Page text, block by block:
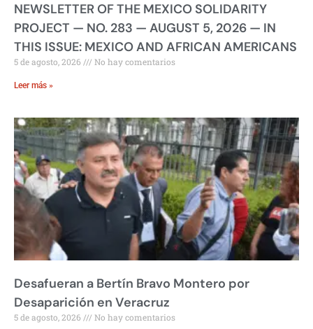
NEWSLETTER OF THE MEXICO SOLIDARITY
PROJECT — NO. 283 — AUGUST 5, 2026 — IN
THIS ISSUE: MEXICO AND AFRICAN AMERICANS
5 de agosto, 2026 No hay comentarios
Leer más »
Desafueran a Bertín Bravo Montero por
Desaparición en Veracruz
5 de agosto, 2026 No hay comentarios